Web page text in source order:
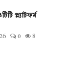
প্ল্যাটফর্ম
0 8